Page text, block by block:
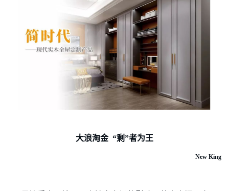
大浪淘金 “剩”者为王
New King